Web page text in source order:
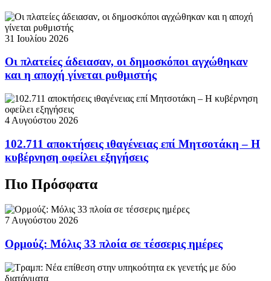
31 Ιουλίου 2026
Οι πλατείες άδειασαν, οι δημοσκόποι αγχώθηκαν
και η αποχή γίνεται ρυθμιστής
4 Αυγούστου 2026
102.711 αποκτήσεις ιθαγένειας επί Μητσοτάκη – Η
κυβέρνηση οφείλει εξηγήσεις
Πιο Πρόσφατα
7 Αυγούστου 2026
Ορμούζ: Μόλις 33 πλοία σε τέσσερις ημέρες